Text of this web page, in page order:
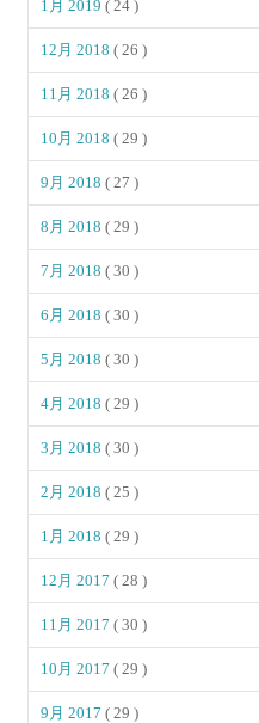
1月 2019( 24 )
12月 2018( 26 )
11月 2018( 26 )
10月 2018( 29 )
9月 2018( 27 )
8月 2018( 29 )
7月 2018( 30 )
6月 2018( 30 )
5月 2018( 30 )
4月 2018( 29 )
3月 2018( 30 )
2月 2018( 25 )
1月 2018( 29 )
12月 2017( 28 )
11月 2017( 30 )
10月 2017( 29 )
9月 2017( 29 )